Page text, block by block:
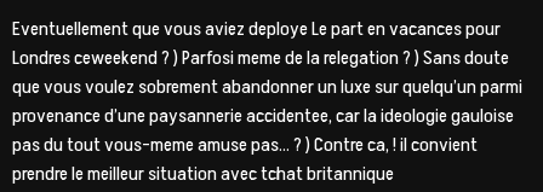
Eventuellement que vous aviez deploye Le part en vacances pour
Londres ceweekend ? ) Parfosi meme de la relegation ? ) Sans doute
que vous voulez sobrement abandonner un luxe sur quelqu’un parmi
provenance d’une paysannerie accidentee, car la ideologie gauloise
pas du tout vous-meme amuse pas… ? ) Contre ca, ! il convient
prendre le meilleur situation avec tchat britannique